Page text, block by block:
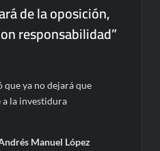
de la oposición,
responsabilidad”
que ya no dejará que
a la investidura
Manuel López